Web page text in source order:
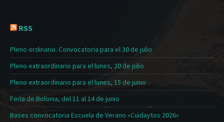
RSS
Pleno ordinario. Convocatoria para el 30 de julio
Pleno extraordinario para el lunes, 20 de julio
Pleno extraordinario para el lunes, 15 de junio
Feria de Bolonia, del 11 al 14 de junio
Bases convocatoria Escuela de Verano «Cuidaytos 2026»